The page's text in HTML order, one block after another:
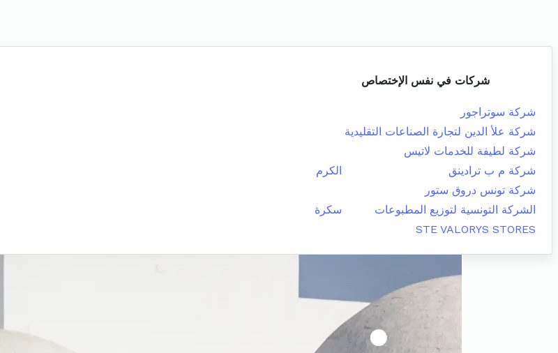
شركات في نفس الإختصاص
شركة سوتراجور
شركة علأ الدين لتجارة الصناعات التقليدية
شركة لطيفة للخدمات لاتيس
شركة م ب ترادينق
الكرم
شركة تونس دروق ستور
الشركة التونسية لتوزيع المطبوعات
سكرة
STE VALORYS STORES